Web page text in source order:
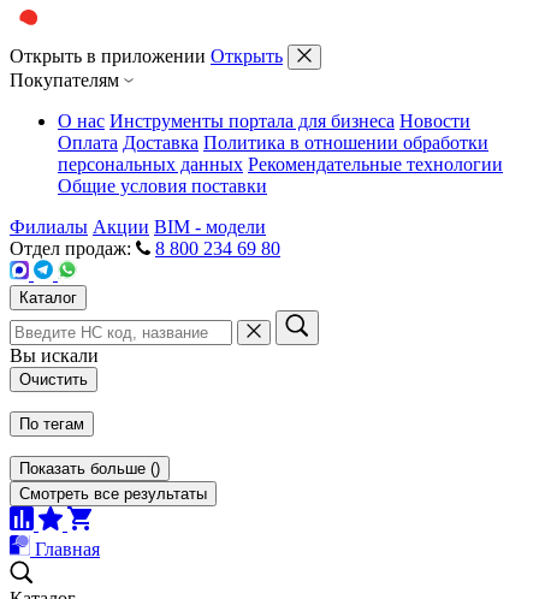
Открыть в приложении Открыть
Покупателям
О нас Инструменты портала для бизнеса Новости
Оплата Доставка Политика в отношении обработки
персональных данных Рекомендательные технологии
Общие условия поставки
Филиалы Акции BIM - модели
Отдел продаж:
8 800 234 69 80
Каталог
Вы искали
Очистить
По тегам
Показать больше ()
Смотреть все результаты
Главная